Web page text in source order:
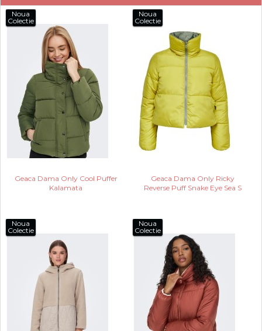
Noua
Colectie
Geaca Dama Only Cool Puffer
Kalamata
Noua
Colectie
Geaca Dama Only Ricky
Reverse Puff Snake Eye Sea S
Noua
Colectie
Noua
Colectie